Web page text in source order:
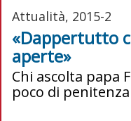
Attualità, 2015-2
«Dappertutto
aperte»
Chi ascolta papa
poco di penitenza